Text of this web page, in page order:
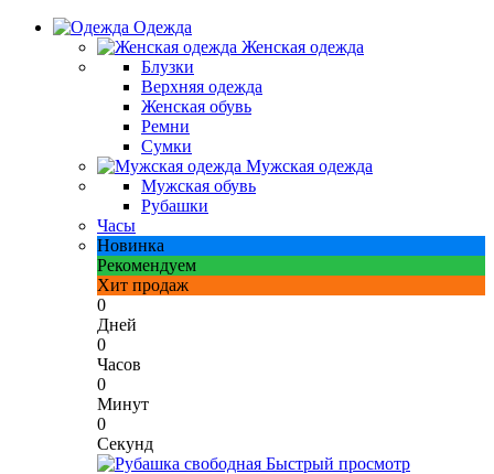
Одежда
Женская одежда
Блузки
Верхняя одежда
Женская обувь
Ремни
Сумки
Мужская одежда
Мужская обувь
Рубашки
Часы
Новинка
Рекомендуем
Хит продаж
0
Дней
0
Часов
0
Минут
0
Секунд
Быстрый просмотр